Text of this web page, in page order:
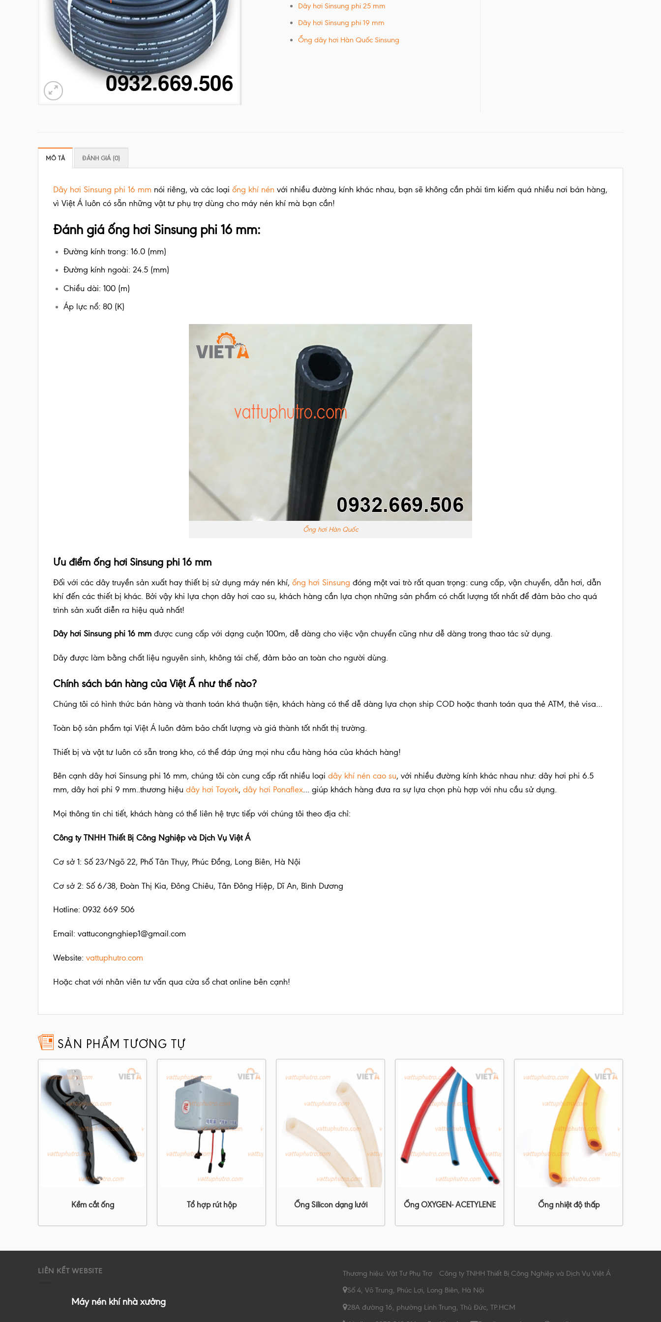
Dây hơi Sinsung phi 25 mm
Dây hơi Sinsung phi 19 mm
Ống dây hơi Hàn Quốc Sinsung
MÔ TẢ ĐÁNH GIÁ (0)
Dây hơi Sinsung phi 16 mm nói riêng, và các loại ống khí nén với nhiều đường kính khác nhau, bạn sẽ không cần phải tìm kiếm quá nhiều nơi bán hàng,
vì Việt Á luôn có sẵn những vật tư phụ trợ dùng cho máy nén khí mà bạn cần!
Đánh giá ống hơi Sinsung phi 16 mm:
Đường kính trong: 16.0 (mm)
Đường kính ngoài: 24.5 (mm)
Chiều dài: 100 (m)
Áp lực nổ: 80 (K)
Ống hơi Hàn Quốc
Ưu điểm ống hơi Sinsung phi 16 mm
Đối với các dây truyền sản xuất hay thiết bị sử dụng máy nén khí, ống hơi Sinsung đóng một vai trò rất quan trọng: cung cấp, vận chuyển, dẫn hơi, dẫn
khí đến các thiết bị khác. Bởi vậy khi lựa chọn dây hơi cao su, khách hàng cần lựa chọn những sản phẩm có chất lượng tốt nhất để đảm bảo cho quá
trình sản xuất diễn ra hiệu quả nhất!
Dây hơi Sinsung phi 16 mm được cung cấp với dạng cuộn 100m, dễ dàng cho việc vận chuyển cũng như dễ dàng trong thao tác sử dụng.
Dây được làm bằng chất liệu nguyên sinh, không tái chế, đảm bảo an toàn cho người dùng.
Chính sách bán hàng của Việt Ấ như thế nào?
Chúng tôi có hình thức bán hàng và thanh toán khá thuận tiện, khách hàng có thể dễ dàng lựa chọn ship COD hoặc thanh toán qua thẻ ATM, thẻ visa…
Toàn bộ sản phẩm tại Việt Á luôn đảm bảo chất lượng và giá thành tốt nhất thị trường.
Thiết bị và vật tư luôn có sẵn trong kho, có thể đáp ứng mọi nhu cầu hàng hóa của khách hàng!
Bên cạnh dây hơi Sinsung phi 16 mm, chúng tôi còn cung cấp rất nhiều loại dây khí nén cao su, với nhiều đường kính khác nhau như: dây hơi phi 6.5
mm, dây hơi phi 9 mm..thương hiệu dây hơi Toyork, dây hơi Ponaflex… giúp khách hàng đưa ra sự lựa chọn phù hợp với nhu cầu sử dụng.
Mọi thông tin chi tiết, khách hàng có thể liên hệ trực tiếp với chúng tôi theo địa chỉ:
Công ty TNHH Thiết Bị Công Nghiệp và Dịch Vụ Việt Á
Cơ sở 1: Số 23/Ngõ 22, Phố Tân Thụy, Phúc Đồng, Long Biên, Hà Nội
Cơ sở 2: Số 6/38, Đoàn Thị Kia, Đông Chiêu, Tân Đông Hiệp, Dĩ An, Bình Dương
Hotline: 0932 669 506
Email: vattucongnghiep1@gmail.com
Website: vattuphutro.com
Hoặc chat với nhân viên tư vấn qua cửa sổ chat online bên cạnh!
SẢN PHẨM TƯƠNG TỰ
Kềm cắt ống Tổ hợp rút hộp Ống Silicon dạng lưới Ống OXYGEN- ACETYLENE Ống nhiệt độ thấp
LIÊN KẾT WEBSITE
Máy nén khí nhà xưởng
Thương hiệu: Vật Tư Phụ Trợ
Công ty TNHH Thiết Bị Công Nghiệp và Dịch Vụ Việt Á
Số 4, Võ Trung, Phúc Lợi, Long Biên, Hà Nội
28A đường 16, phường Linh Trung, Thủ Đức, TP.HCM